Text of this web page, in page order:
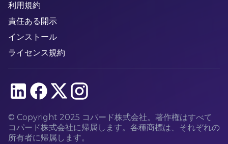
利用規約
責任ある開示
インストール
ライセンス規約
© Copyright 2025 コパード株式会社。著作権はすべて
コパード株式会社に帰属します。各種商標は、それぞれの
所有者に帰属します。